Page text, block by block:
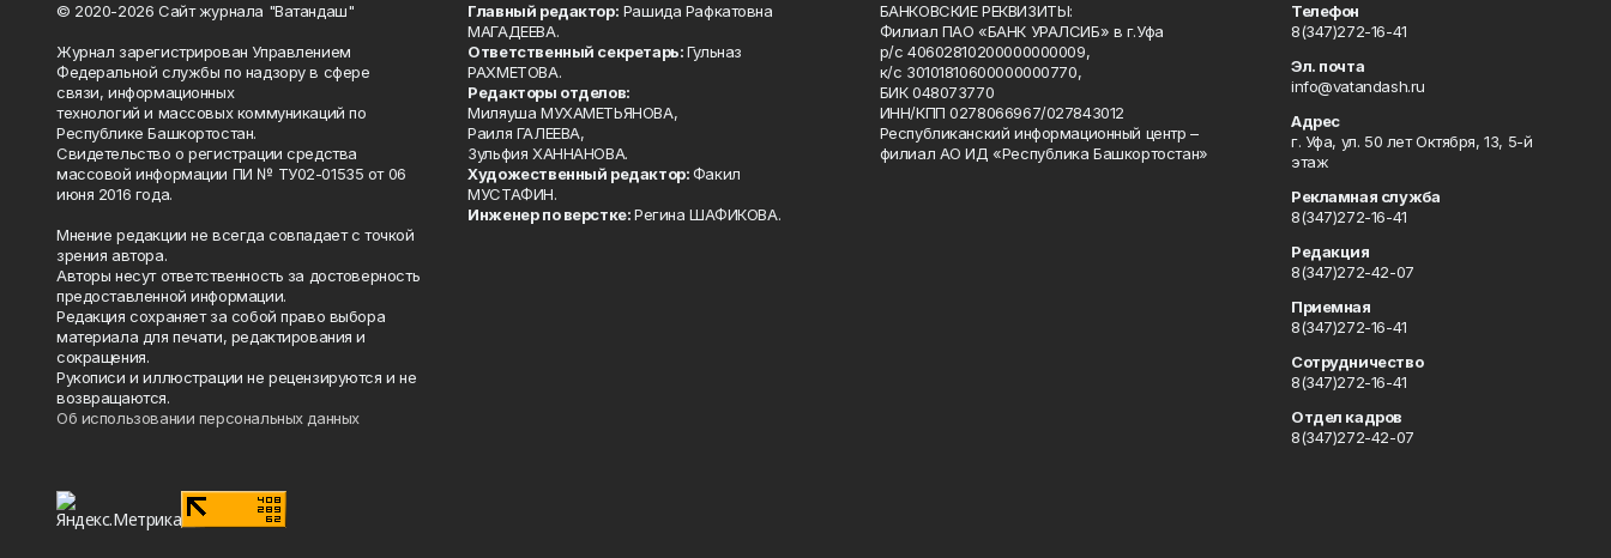
© 2020-2026 Сайт журнала "Ватандаш"
Журнал зарегистрирован Управлением
Федеральной службы по надзору в сфере
связи, информационных
технологий и массовых коммуникаций по
Республике Башкортостан.
Свидетельство о регистрации средства
массовой информации ПИ № ТУ02-01535 от 06
июня 2016 года.
Мнение редакции не всегда совпадает с точкой
зрения автора.
Авторы несут ответственность за достоверность
предоставленной информации.
Редакция сохраняет за собой право выбора
материала для печати, редактирования и
сокращения.
Рукописи и иллюстрации не рецензируются и не
возвращаются.
Об использовании персональных данных
Главный редактор: Рашида Рафкатовна
МАГАДЕЕВА.
Ответственный секретарь:Гульназ
РАХМЕТОВА.
Редакторы отделов:
Миляуша МУХАМЕТЬЯНОВА,
Раиля ГАЛЕЕВА,
Зульфия ХАННАНОВА.
Художественный редактор:Факил
МУСТАФИН.
Инженер по верстке:Регина ШАФИКОВА.
БАНКОВСКИЕ РЕКВИЗИТЫ:
Филиал ПАО «БАНК УРАЛСИБ» в г.Уфа
р/с 40602810200000000009,
к/с 30101810600000000770,
БИК 048073770
ИНН/КПП 0278066967/027843012
Республиканский информационный центр –
филиал АО ИД «Республика Башкортостан»
Телефон
8(347)272-16-41
Эл. почта
info@vatandash.ru
Адрес
г. Уфа, ул. 50 лет Октября, 13, 5-й
этаж
Рекламная служба
8(347)272-16-41
Редакция
8(347)272-42-07
Приемная
8(347)272-16-41
Сотрудничество
8(347)272-16-41
Отдел кадров
8(347)272-42-07